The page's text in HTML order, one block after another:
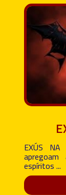
EXÚS NA
espíritos ...